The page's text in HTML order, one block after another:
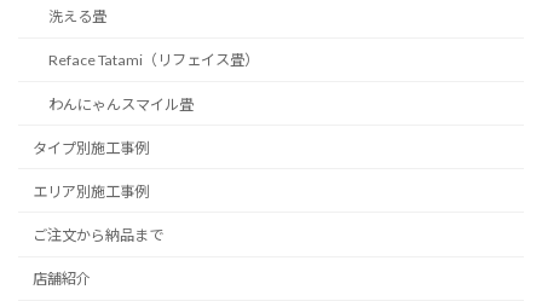
洗える畳
Reface Tatami（リフェイス畳）
わんにゃんスマイル畳
タイプ別施工事例
エリア別施工事例
ご注文から納品まで
店舗紹介